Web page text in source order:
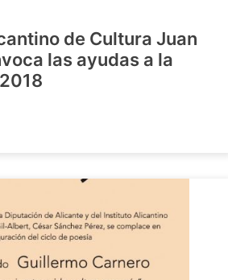
de Cultura Juan
las ayudas a la